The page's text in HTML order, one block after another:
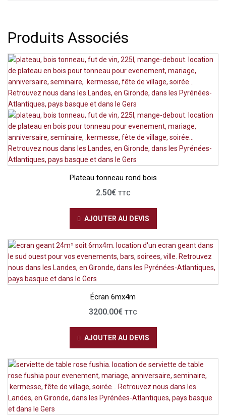
Produits Associés
Plateau tonneau rond bois
2.50€ TTC
AJOUTER AU DEVIS
Écran 6mx4m
3200.00€ TTC
AJOUTER AU DEVIS